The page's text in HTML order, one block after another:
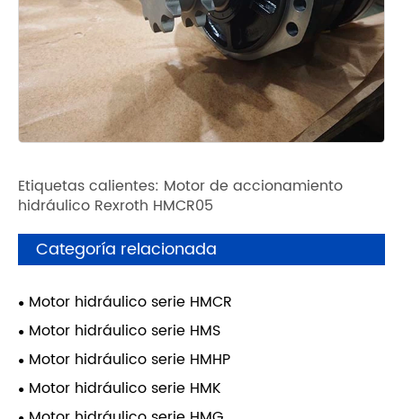
Etiquetas calientes: Motor de accionamiento
hidráulico Rexroth HMCR05
Categoría relacionada
Motor hidráulico serie HMCR
Motor hidráulico serie HMS
Motor hidráulico serie HMHP
Motor hidráulico serie HMK